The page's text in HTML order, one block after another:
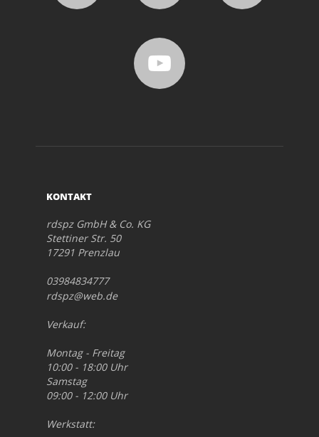
KONTAKT
rdspz GmbH & Co. KG
Stettiner Str. 50
17291 Prenzlau
03984834777
rdspz@web.de
Verkauf:
Montag - Freitag
10:00 - 18:00 Uhr
Samstag
09:00 - 12:00 Uhr
Werkstatt: